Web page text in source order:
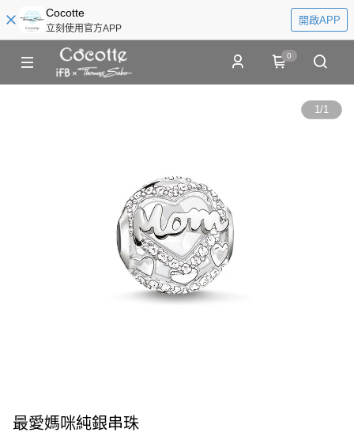
Cocotte
立刻使用官方APP
開啟APP
0
1/1
最愛媽咪純銀串珠